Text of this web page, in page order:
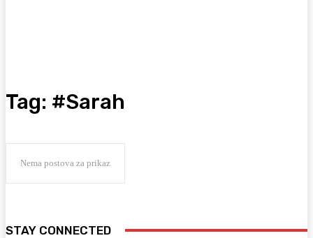
Tag: #Sarah
Nema postova za prikaz
STAY CONNECTED